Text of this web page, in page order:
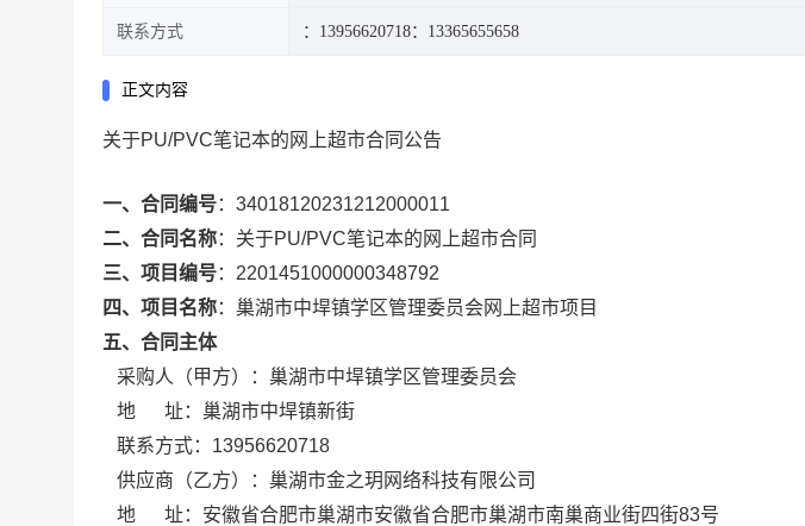
联系方式 ：13956620718：13365655658
正文内容
关于PU/PVC笔记本的网上超市合同公告
一、合同编号： 34018120231212000011
二、合同名称： 关于PU/PVC笔记本的网上超市合同
三、项目编号： 2201451000000348792
四、项目名称： 巢湖市中垾镇学区管理委员会网上超市项目
五、合同主体
采购人（甲方）： 巢湖市中垾镇学区管理委员会
地 址： 巢湖市中垾镇新街
联系方式： 13956620718
供应商（乙方）： 巢湖市金之玥网络科技有限公司
地 址： 安徽省合肥市巢湖市安徽省合肥市巢湖市南巢商业街四街83号